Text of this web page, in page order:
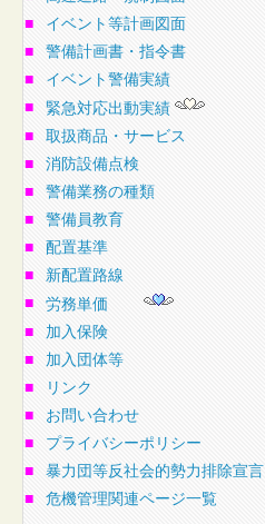
■
イベント等計画図面
■
警備計画書・指令書
■
イベント警備実績
■
緊急対応出動実績
■
取扱商品・サービス
■
消防設備点検
■
警備業務の種類
■
警備員教育
■
配置基準
■
新配置路線
■
労務単価
■
加入保険
■
加入団体等
■
リンク
■
お問い合わせ
■
プライバシーポリシー
■
暴力団等反社会的勢力排除宣言
■
危機管理関連ページ一覧